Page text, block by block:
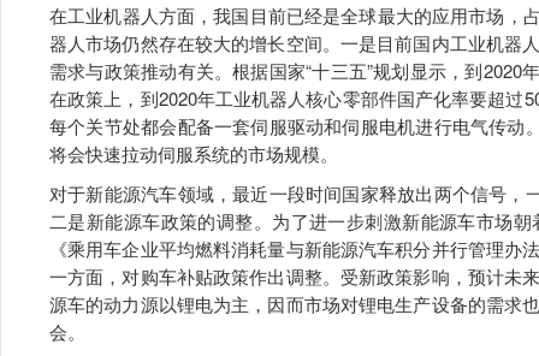
在工业机器人方面，我国目前已经是全球最大的应用市场，
器人市场仍然存在较大的增长空间。一是目前国内工业机器
需求与政策推动有关。根据国家“十三五”规划显示，到
在政策上，到2020年工业机器人核心零部件国产化率要超
每个关节处都会配备一套伺服驱动和伺服电机进行电气传动
将会快速拉动伺服系统的市场规模。
对于新能源汽车领域，最近一段时间国家释放出两个信号，
二是新能源车政策的调整。为了进一步刺激新能源车市场
《乘用车企业平均燃料消耗量与新能源汽车积分并行管理
一方面，对购车补贴政策作出调整。受新政策影响，预计未
源车的动力源以锂电为主，因而市场对锂电生产设备的需求
会。